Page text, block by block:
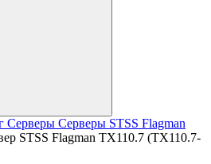
Серверы Серверы STSS Flagman
STSS Flagman TX110.7 (TX110.7-